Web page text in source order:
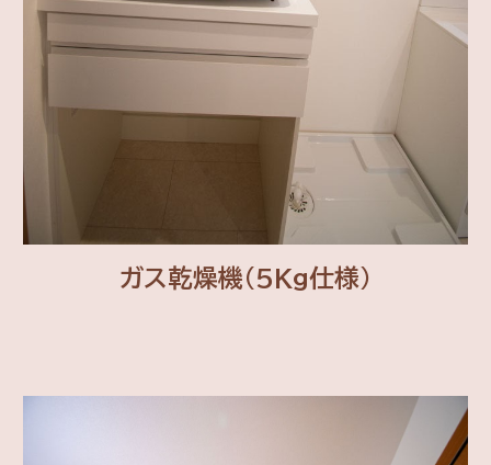
ガス乾燥機(5Kg仕様)